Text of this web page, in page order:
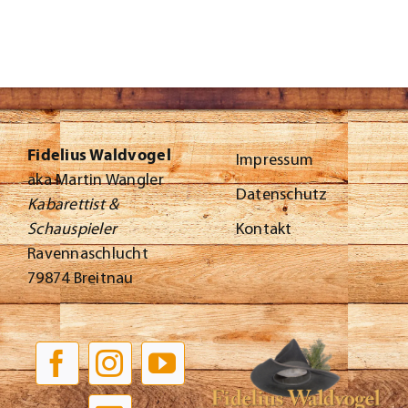
Fidelius Waldvogel
aka Martin Wangler
Kabarettist &
Schauspieler
Ravennaschlucht
79874 Breitnau
Impressum
Datenschutz
Kontakt